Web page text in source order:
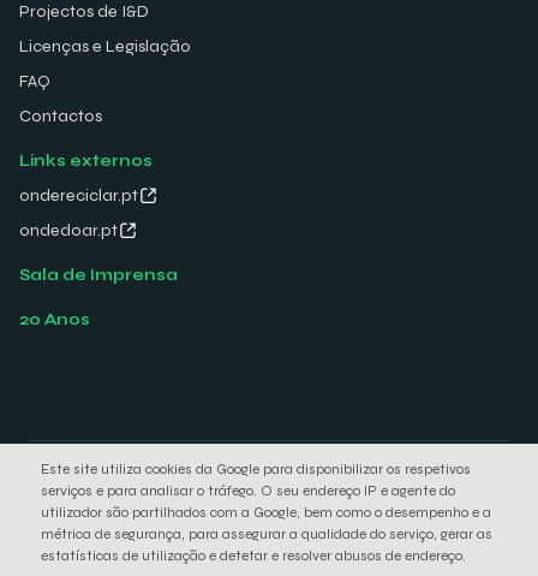
Projectos de I&D
Licenças e Legislação
FAQ
Contactos
Links externos
ondereciclar.pt
ondedoar.pt
Sala de Imprensa
20 Anos
© 2026 Electrão. All rights reserved.
Política de PrivacidadePolítica de Cookies
Este site utiliza cookies da Google para disponibilizar os respetivos
serviços e para analisar o tráfego. O seu endereço IP e agente do
utilizador são partilhados com a Google, bem como o desempenho e a
métrica de segurança, para assegurar a qualidade do serviço, gerar as
estatísticas de utilização e detetar e resolver abusos de endereço.